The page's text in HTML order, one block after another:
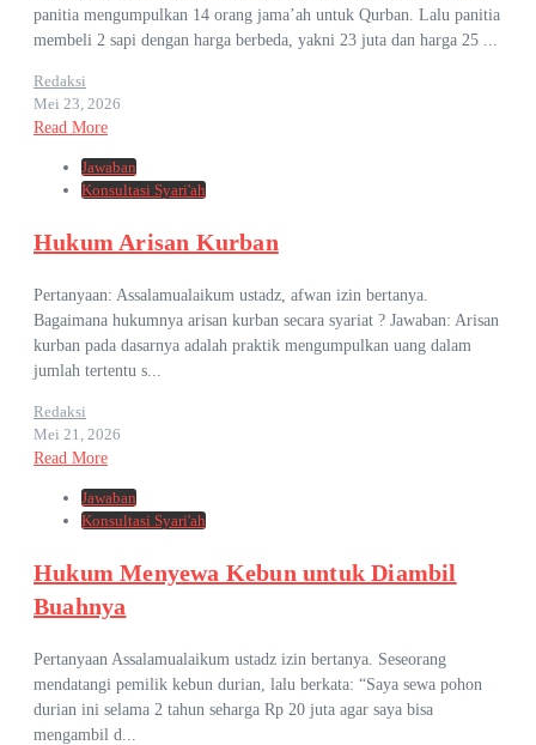
panitia mengumpulkan 14 orang jama’ah untuk Qurban. Lalu panitia
membeli 2 sapi dengan harga berbeda, yakni 23 juta dan harga 25 ...
Redaksi
Mei 23, 2026
Read More
Jawaban
Konsultasi Syari'ah
Hukum Arisan Kurban
Pertanyaan: Assalamualaikum ustadz, afwan izin bertanya.
Bagaimana hukumnya arisan kurban secara syariat ? Jawaban: Arisan
kurban pada dasarnya adalah praktik mengumpulkan uang dalam
jumlah tertentu s...
Redaksi
Mei 21, 2026
Read More
Jawaban
Konsultasi Syari'ah
Hukum Menyewa Kebun untuk Diambil
Buahnya
Pertanyaan Assalamualaikum ustadz izin bertanya. Seseorang
mendatangi pemilik kebun durian, lalu berkata: “Saya sewa pohon
durian ini selama 2 tahun seharga Rp 20 juta agar saya bisa
mengambil d...